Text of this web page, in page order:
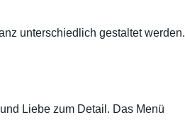
unterschiedlich gestaltet werden.
Liebe zum Detail. Das Menü